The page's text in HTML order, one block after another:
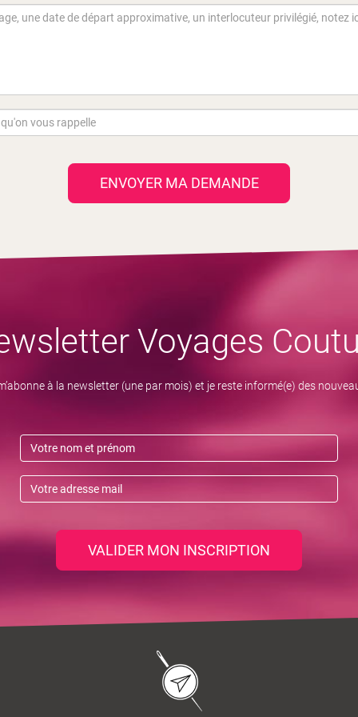
ENVOYER MA DEMANDE
Voyages
à la newsletter (une par mois) et je reste informé(e) des
VALIDER MON INSCRIPTION